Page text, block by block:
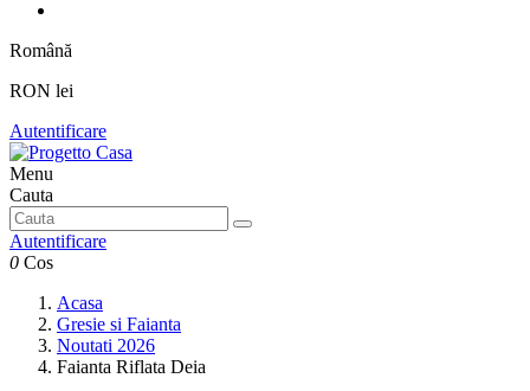
Română
RON lei
Autentificare
Menu
Cauta
Autentificare
0 Cos
Acasa
Gresie si Faianta
Noutati 2026
Faianta Riflata Deia